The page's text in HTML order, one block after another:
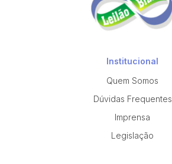
Institucional
Quem Somos
Dúvidas Frequentes
Imprensa
Legislação